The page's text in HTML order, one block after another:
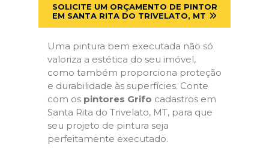
SOLICITE UM ORÇAMENTO DE PINTOR
EM SANTA RITA DO TRIVELATO, MT
Uma pintura bem executada não só
valoriza a estética do seu imóvel,
como também proporciona proteção
e durabilidade às superfícies. Conte
com os pintores Grifo cadastros em
Santa Rita do Trivelato, MT, para que
seu projeto de pintura seja
perfeitamente executado.